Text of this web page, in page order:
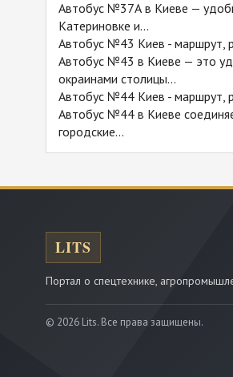
Автобус №37А в Киеве —
Катериновке и...
Автобус №43 Киев - маршрут,
Автобус №43 в Киеве — это
окраинами столицы...
Автобус №44 Киев - маршрут,
Автобус №44 в Киеве
городские...
Портал о спецтехнике,
© 2026 Lits. Все права защищены.